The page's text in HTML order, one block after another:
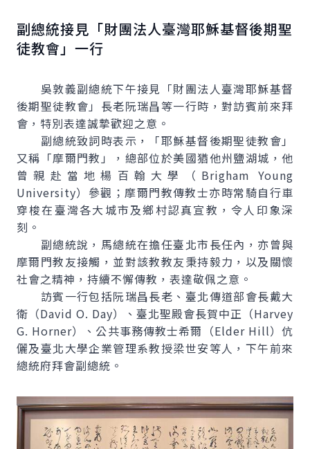
副總統接見「財團法人臺灣耶穌基督後期聖
徒教會」一行
吳敦義副總統下午接見「財團法人臺灣耶穌基督
後期聖徒教會」長老阮瑞昌等一行時，對訪賓前來拜
會，特別表達誠摯歡迎之意。
副總統致詞時表示，「耶穌基督後期聖徒教會」
又稱「摩爾門教」，總部位於美國猶他州鹽湖城，他
曾親赴當地楊百翰大學（Brigham Young
University）參觀；摩爾門教傳教士亦時常騎自行車
穿梭在臺灣各大城市及鄉村認真宣教，令人印象深
刻。
副總統說，馬總統在擔任臺北市長任內，亦曾與
摩爾門教友接觸，並對該教教友秉持毅力，以及關懷
社會之精神，持續不懈傳教，表達敬佩之意。
訪賓一行包括阮瑞昌長老、臺北傳道部會長戴大
衛（David O. Day）、臺北聖殿會長賀中正（Harvey
G. Horner）、公共事務傳教士希爾（Elder Hill）伉
儷及臺北大學企業管理系教授梁世安等人，下午前來
總統府拜會副總統。